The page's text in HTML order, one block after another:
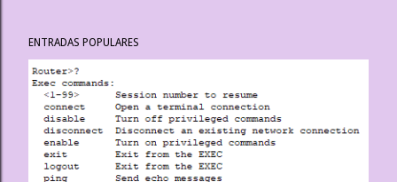
ENTRADAS POPULARES